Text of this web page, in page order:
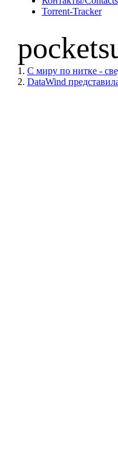
Torrent-Tracker
1. С миру по нитке -
2. DataWind